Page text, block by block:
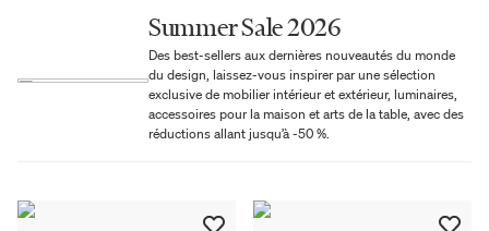
Summer Sale 2026
Des best-sellers aux dernières nouveautés du monde
du design, laissez-vous inspirer par une sélection
exclusive de mobilier intérieur et extérieur, luminaires,
accessoires pour la maison et arts de la table, avec des
réductions allant jusqu’à -50 %.